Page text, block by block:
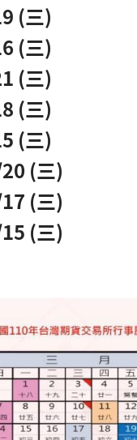
(三)
(三)
(三)
(三)
(三)
(三)
(三)
(三)